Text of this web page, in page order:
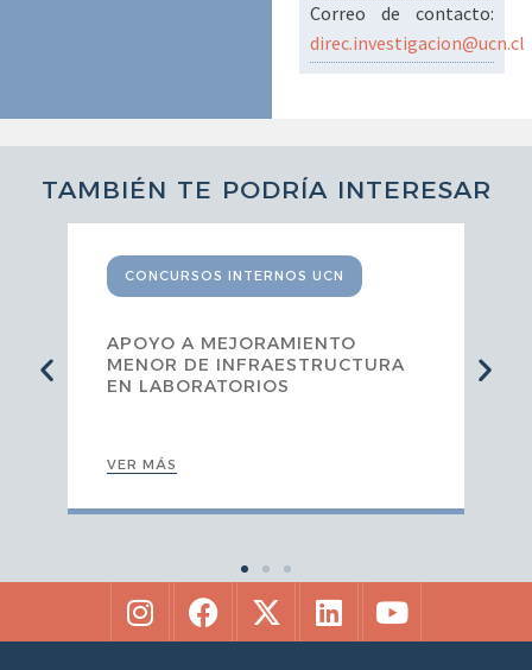
Correo de contacto:
direc.investigacion@ucn.cl
TAMBIÉN TE PODRÍA INTERESAR
CONCURSOS INTERNOS UCN
APOYO A MEJORAMIENTO
MENOR DE INFRAESTRUCTURA
EN LABORATORIOS
VER MÁS